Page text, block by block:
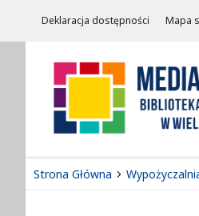
Deklaracja dostępności Mapa
Strona Główna